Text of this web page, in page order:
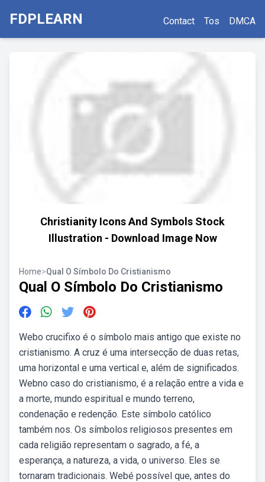
FDPLEARN Contact Tos DMCA
Christianity Icons And Symbols Stock
Illustration - Download Image Now
Home>Qual O Símbolo Do Cristianismo
Qual O Símbolo Do Cristianismo
Webo crucifixo é o símbolo mais antigo que existe no
cristianismo. A cruz é uma intersecção de duas retas,
uma horizontal e uma vertical e, além de significados.
Webno caso do cristianismo, é a relação entre a vida e
a morte, mundo espiritual e mundo terreno,
condenação e redenção. Este símbolo católico
também nos. Os símbolos religiosos presentes em
cada religião representam o sagrado, a fé, a
esperança, a natureza, a vida, o universo. Eles se
tornaram tradicionais. Webé possível que, antes do